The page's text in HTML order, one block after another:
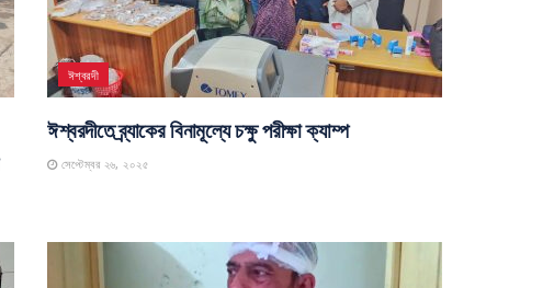
ঈশ্বরদী
ঈশ্বরদীতে ব্র্যাকের বিনামূল্যে চক্ষু পরীক্ষা ক্যাম্প
সেপ্টেম্বর ২৬, ২০২৫